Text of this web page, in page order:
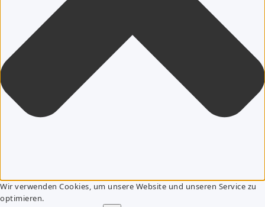
Wir verwenden Cookies, um unsere Website und unseren Service zu
optimieren.